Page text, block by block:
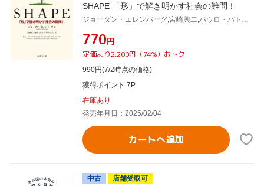
SHAPE 「形」で解き明かす社会の難問！
¥770円
定価より2,200円（74%）おトク
990円(7/2時点の価格)
獲得ポイント 7P
在庫あり
発売年月日：2025/02/04
カートへ追加
中古
店舗受取可